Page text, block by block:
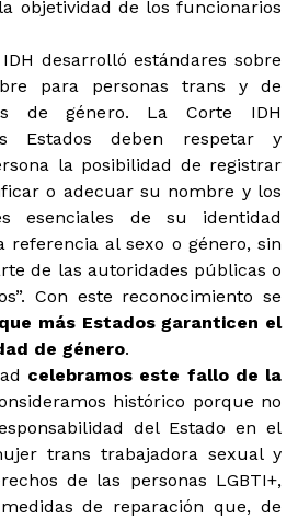
objetividad de los funcionarios
desarrolló estándares sobre
para personas trans y de
de género. La Corte IDH
Estados deben respetar y
la posibilidad de registrar
o adecuar su nombre y los
esenciales de su identidad
referencia al sexo o género, sin
de las autoridades públicas o
Con este reconocimiento se
que más Estados garanticen el
de género.
celebramos este fallo de la
histórico porque no
del Estado en el
trans trabajadora sexual y
de las personas LGBTI+,
de reparación que, de